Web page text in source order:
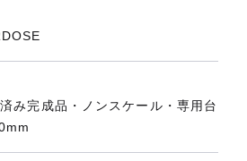
み完成品・ノンスケール・専用台